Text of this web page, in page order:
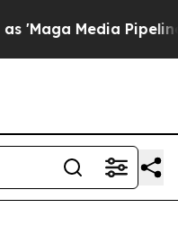
Media Pipeline'